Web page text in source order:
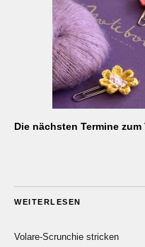
Die nächsten Termine zum
WEITERLESEN
Volare-Scrunchie stricken